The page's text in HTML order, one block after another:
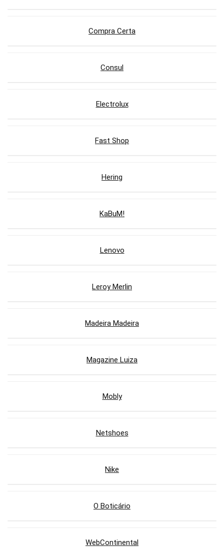
Compra Certa
Consul
Electrolux
Fast Shop
Hering
KaBuM!
Lenovo
Leroy Merlin
Madeira Madeira
Magazine Luiza
Mobly
Netshoes
Nike
O Boticário
WebContinental